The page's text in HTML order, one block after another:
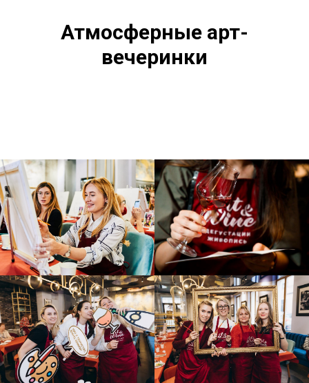
Атмосферные арт-
вечеринки